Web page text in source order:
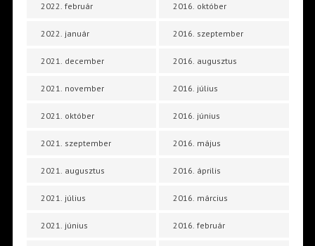
2022. február
2022. január
2021. december
2021. november
2021. október
2021. szeptember
2021. augusztus
2021. július
2021. június
2016. október
2016. szeptember
2016. augusztus
2016. július
2016. június
2016. május
2016. április
2016. március
2016. február